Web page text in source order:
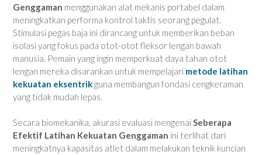
Genggaman menggunakan alat mekanis portabel dalam
meningkatkan performa kontrol taktis seorang pegulat.
Stimulasi pegas baja ini dirancang untuk memberikan beban
isolasi yang fokus pada otot-otot fleksor lengan bawah
manusia. Pemain yang ingin memperkuat daya tahan otot
lengan mereka disarankan untuk mempelajari metode latihan
kekuatan eksentrikguna membangun fondasi cengkeraman
yang tidak mudah lepas.
Secara biomekanika, akurasi evaluasi mengenaiSeberapa
Efektif Latihan Kekuatan Genggaman ini terlihat dari
meningkatnya kapasitas atlet dalam melakukan teknik kuncian